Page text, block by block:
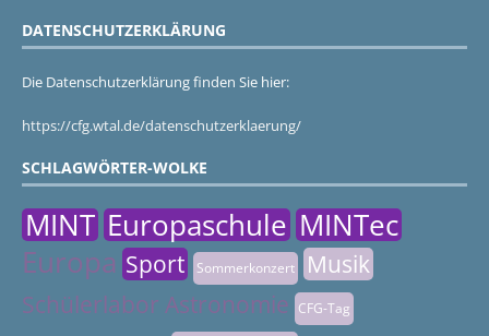
DATENSCHUTZERKLÄRUNG
Die Datenschutzerklärung finden Sie hier:
https://cfg.wtal.de/datenschutzerklaerung/
SCHLAGWÖRTER-WOLKE
MINT Europaschule MINTec
Europa Sport Sommerkonzert
Musik
Schülerlabor Astronomie CFG-Tag